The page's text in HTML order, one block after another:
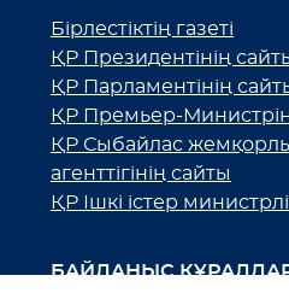
Бірлестіктің газеті
ҚР Президентінің
ҚР Парламентінің
ҚР Премьер-
ҚР Сыбайлас
агенттігінің сайты
ҚР Ішкі істер
БАЙЛАНЫС